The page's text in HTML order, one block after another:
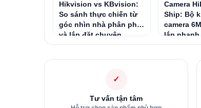
Hikvision vs KBvision:
So sánh thực chiến từ
góc nhìn nhà phân phối
và lắp đặt chuyên
nghiệp
Camera
Ship: Bộ
camera
lắp
miễn phí
✓
Tư vấn tận tâm